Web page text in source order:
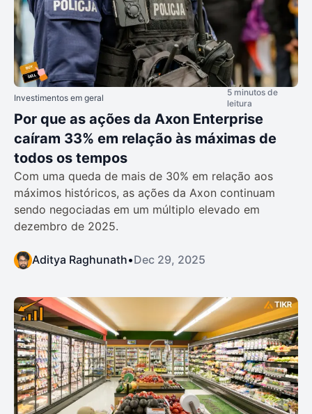
Investimentos em geral
5 minutos de
leitura
Por que as ações da Axon Enterprise
caíram 33% em relação às máximas de
todos os tempos
Com uma queda de mais de 30% em relação aos
máximos históricos, as ações da Axon continuam
sendo negociadas em um múltiplo elevado em
dezembro de 2025.
Aditya Raghunath•Dec 29, 2025